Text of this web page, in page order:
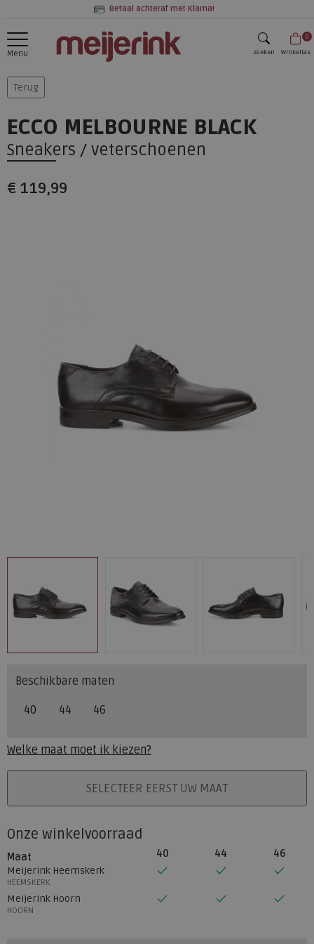
Betaal achteraf met Klarna!
Menu zoeken
0
Winkeltas
Terug
ECCO MELBOURNE BLACK
Sneakers / veterschoenen
€ 119,99
Beschikbare maten
40 44 46
Welke maat moet ik kiezen?
PLAATS IN WINKELMANDSELECTEER EERST UW MAAT
Onze winkelvoorraad
Maat 40 44
46
Meijerink Heemskerk
HEEMSKERK
Meijerink Hoorn
HOORN